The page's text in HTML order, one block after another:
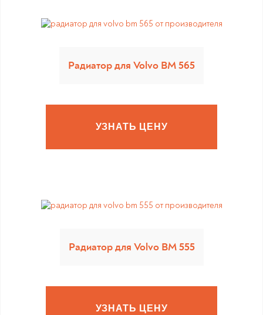
Радиатор для Volvo BM 565
УЗНАТЬ ЦЕНУ
Радиатор для Volvo BM 555
УЗНАТЬ ЦЕНУ